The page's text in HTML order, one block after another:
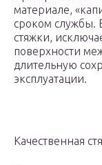
материале,
сроком службы.
стяжки,
поверхности
длительную
эксплуатации.
Качественная